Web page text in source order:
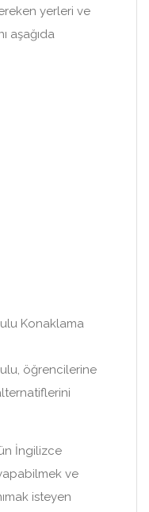
yerleri ve
aşağıda
Konaklama
öğrencilerine
İngilizce
ve
isteyen